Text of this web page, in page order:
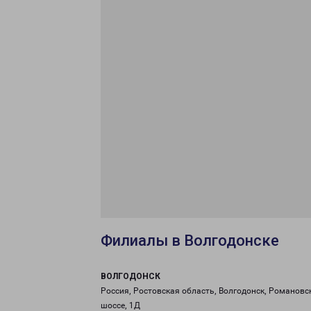
Филиалы в Волгодонске
ВОЛГОДОНСК
Россия, Ростовская область, Волгодонск,
шоссе, 1Д